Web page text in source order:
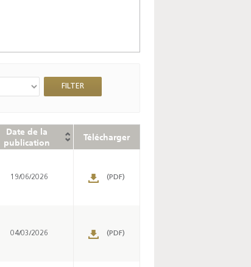
Date de la
publication
Télécharger
19/06/2026 (PDF)
04/03/2026 (PDF)